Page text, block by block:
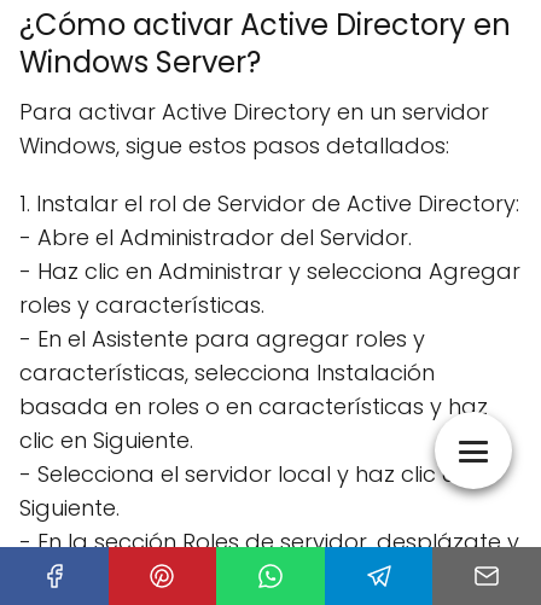
¿Cómo activar Active Directory en
Windows Server?
Para activar Active Directory en un servidor
Windows, sigue estos pasos detallados:
1. Instalar el rol de Servidor de Active Directory:
- Abre el Administrador del Servidor.
- Haz clic en Administrar y selecciona Agregar
roles y características.
- En el Asistente para agregar roles y
características, selecciona Instalación
basada en roles o en características y haz
clic en Siguiente.
- Selecciona el servidor local y haz clic en
Siguiente.
- En la sección Roles de servidor, desplázate y
selecciona Servidor de Active Directory y